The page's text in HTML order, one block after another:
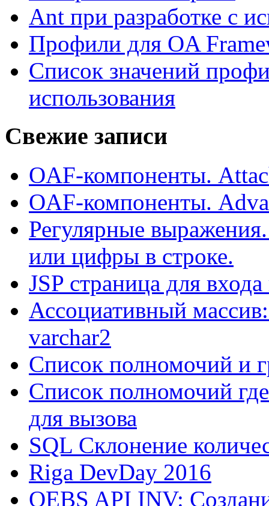
Ant при разработке с
Профили для OA
Список значений
использования
Свежие записи
OAF-компоненты.
OAF-компоненты.
Регулярные
или цифры в строке.
JSP страница для
Ассоциативный
varchar2
Список полномочий и
Список полномочий
для вызова
SQL Склонение
Riga DevDay 2016
OEBS API INV: